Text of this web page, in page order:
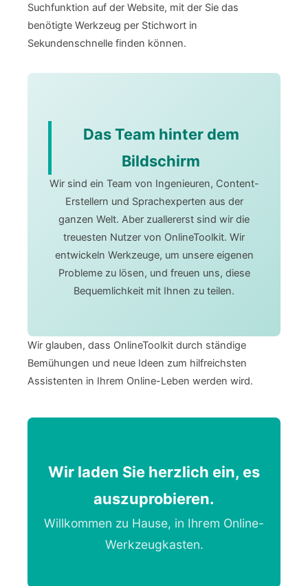
Suchfunktion auf der Website, mit der Sie das
benötigte Werkzeug per Stichwort in
Sekundenschnelle finden können.
Das Team hinter dem
Bildschirm
Wir sind ein Team von Ingenieuren, Content-
Erstellern und Sprachexperten aus der
ganzen Welt. Aber zuallererst sind wir die
treuesten Nutzer von OnlineToolkit. Wir
entwickeln Werkzeuge, um unsere eigenen
Probleme zu lösen, und freuen uns, diese
Bequemlichkeit mit Ihnen zu teilen.
Wir glauben, dass OnlineToolkit durch ständige
Bemühungen und neue Ideen zum hilfreichsten
Assistenten in Ihrem Online-Leben werden wird.
Wir laden Sie herzlich ein, es
auszuprobieren.
Willkommen zu Hause, in Ihrem Online-
Werkzeugkasten.